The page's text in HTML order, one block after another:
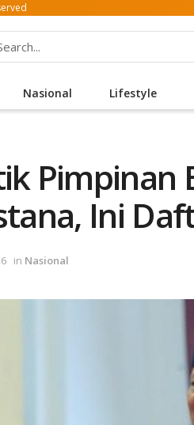
Nasional Lifestyle
Pimpinan
Ini
in Nasional